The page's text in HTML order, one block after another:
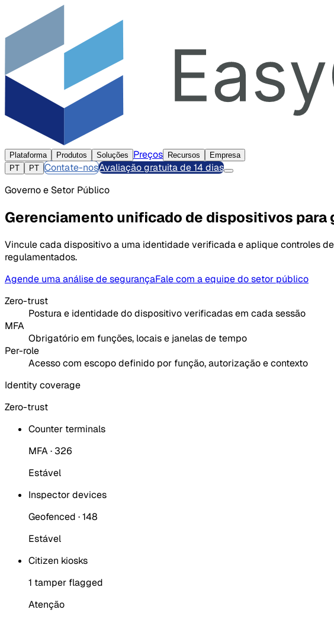
Plataforma Produtos Soluções Preços Recursos
Empresa
PT
PT Contate-nosAvaliação gratuita de 14 dias
Governo e Setor Público
Gerenciamento unificado de dispositivos para
Vincule cada dispositivo a uma identidade verificada e aplique controles
regulamentados.
Agende uma análise de segurançaFale com a equipe do setor público
Zero-trust
Postura e identidade do dispositivo verificadas em cada sessão
MFA
Obrigatório em funções, locais e janelas de tempo
Per-role
Acesso com escopo definido por função, autorização e contexto
Identity coverage
Zero-trust
Counter terminals
MFA · 326
Estável
Inspector devices
Geofenced · 148
Estável
Citizen kiosks
1 tamper flagged
Atenção